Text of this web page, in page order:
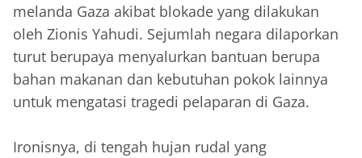
melanda Gaza akibat blokade yang dilakukan
oleh Zionis Yahudi. Sejumlah negara dilaporkan
turut berupaya menyalurkan bantuan berupa
bahan makanan dan kebutuhan pokok lainnya
untuk mengatasi tragedi pelaparan di Gaza.
‎Ironisnya, di tengah hujan rudal yang